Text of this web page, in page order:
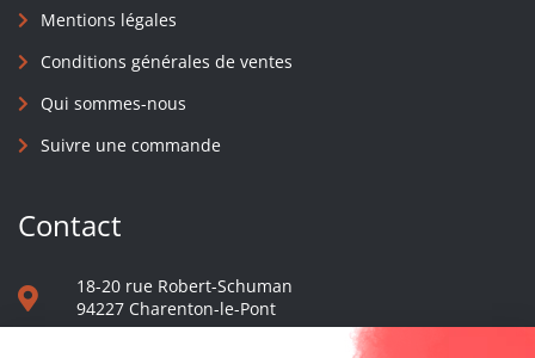
Mentions légales
Conditions générales de ventes
Qui sommes-nous
Suivre une commande
Contact
18-20 rue Robert-Schuman
94227 Charenton-le-Pont